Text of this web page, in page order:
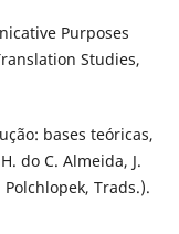
Purposes
Studies,
bases teóricas,
do C. Almeida, J.
Trads.).